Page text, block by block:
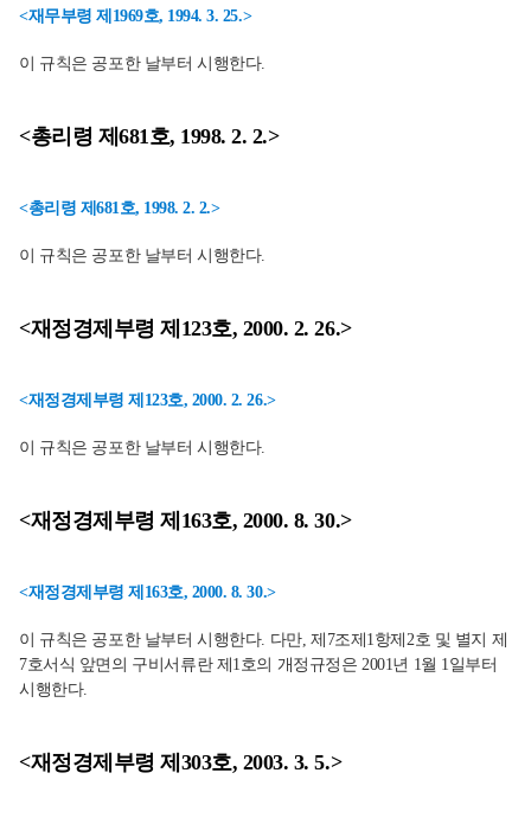
<재무부령 제1969호, 1994. 3. 25.>
이 규칙은 공포한 날부터 시행한다.
<총리령 제681호, 1998. 2. 2.>
<총리령 제681호, 1998. 2. 2.>
이 규칙은 공포한 날부터 시행한다.
<재정경제부령 제123호, 2000. 2. 26.>
<재정경제부령 제123호, 2000. 2. 26.>
이 규칙은 공포한 날부터 시행한다.
<재정경제부령 제163호, 2000. 8. 30.>
<재정경제부령 제163호, 2000. 8. 30.>
이 규칙은 공포한 날부터 시행한다. 다만, 제7조제1항제2호 및 별지 제
7호서식 앞면의 구비서류란 제1호의 개정규정은 2001년 1월 1일부터
시행한다.
<재정경제부령 제303호, 2003. 3. 5.>